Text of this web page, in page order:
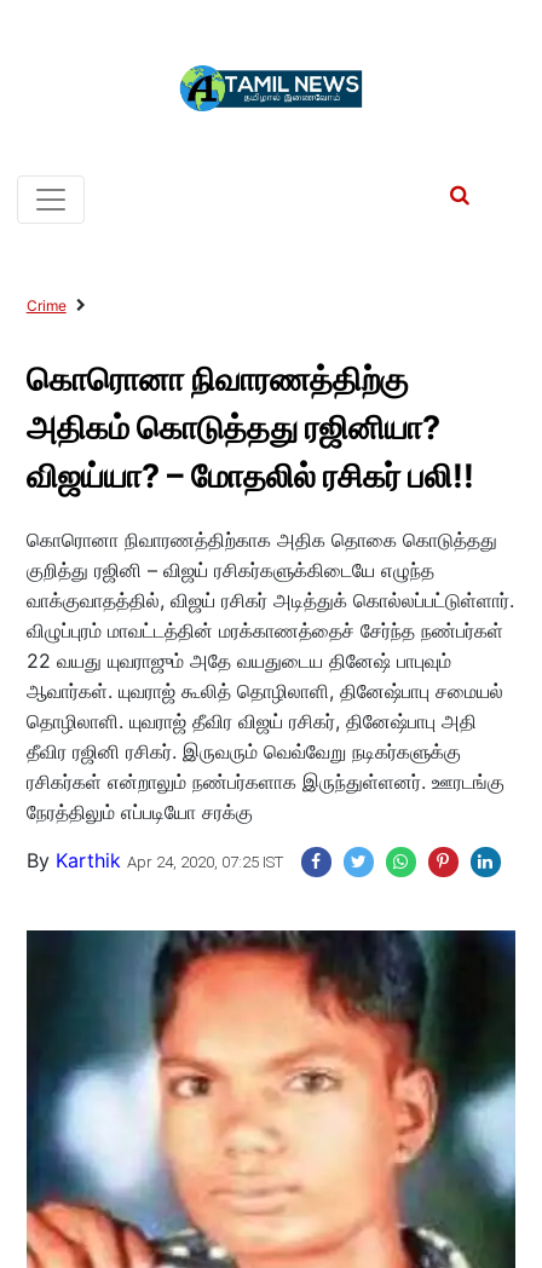
Crime
கொரொனா நிவாரணத்திற்கு
அதிகம் கொடுத்தது ரஜினியா?
விஜய்யா? – மோதலில் ரசிகர் பலி!!
கொரொனா நிவாரணத்திற்காக அதிக தொகை கொடுத்தது
குறித்து ரஜினி – விஜய் ரசிகர்களுக்கிடையே எழுந்த
வாக்குவாதத்தில், விஜய் ரசிகர் அடித்துக் கொல்லப்பட்டுள்ளார்.
விழுப்புரம் மாவட்டத்தின் மரக்காணத்தைச் சேர்ந்த நண்பர்கள்
22 வயது யுவராஜும் அதே வயதுடைய தினேஷ் பாபுவும்
ஆவார்கள். யுவராஜ் கூலித் தொழிலாளி, தினேஷ்பாபு சமையல்
தொழிலாளி. யுவராஜ் தீவிர விஜய் ரசிகர், தினேஷ்பாபு அதி
தீவிர ரஜினி ரசிகர். இருவரும் வெவ்வேறு நடிகர்களுக்கு
ரசிகர்கள் என்றாலும் நண்பர்களாக இருந்துள்ளனர். ஊரடங்கு
நேரத்திலும் எப்படியோ சரக்கு
By Karthik Apr 24, 2020, 07:25 IST